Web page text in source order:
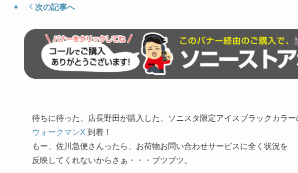
次の記事へ
待ちに待った、店長野田が購入した、ソニスタ限定アイスブラックカラー
ウォークマンX 到着！
もー、佐川急便さんったら、お荷物お問い合わせサービスに全く状況を
反映してくれないからさぁ・・・ブツブツ。